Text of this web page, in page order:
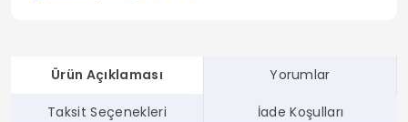
Ürün Açıklaması Yorumlar
Taksit Seçenekleri İade Koşulları